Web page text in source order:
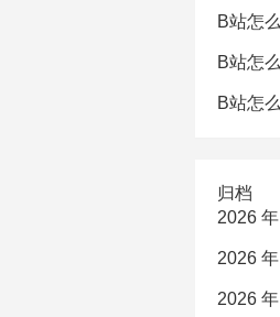
B站怎
B站怎
B站怎
归档
2026 年
2026 年
2026 年